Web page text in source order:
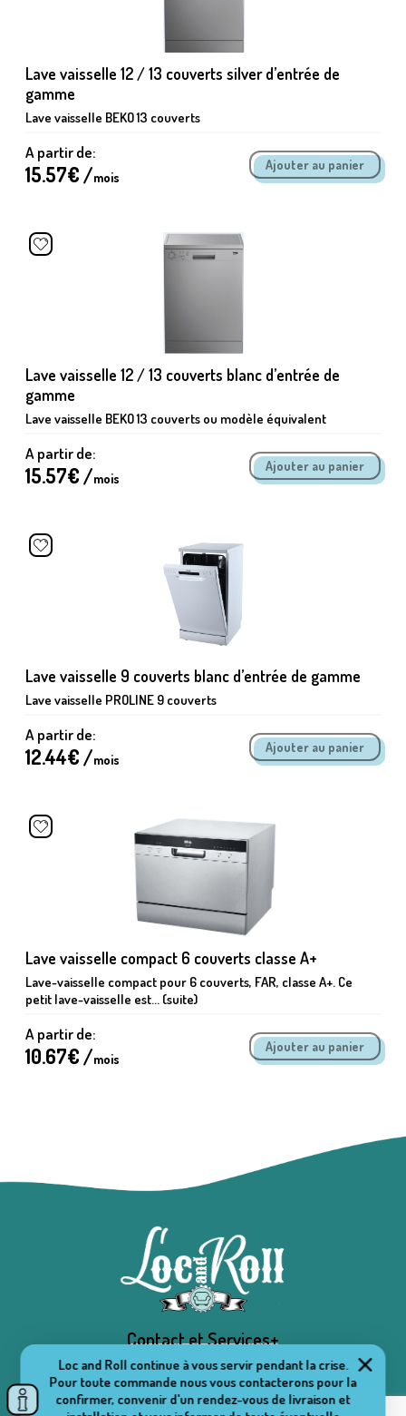
Loc and Roll continue à vous servir pendant la crise.
Pour toute commande nous vous contacterons pour la
confirmer, convenir d'un rendez-vous de livraison et
Lave vaisselle 12 / 13 couverts silver d’entrée de
gamme
Lave vaisselle BEKO 13 couverts
A partir de:
15.57€ /mois
Lave vaisselle 12 / 13 couverts blanc d’entrée de
gamme
Lave vaisselle BEKO 13 couverts ou modèle équivalent
A partir de:
15.57€ /mois
Lave vaisselle 9 couverts blanc d’entrée de gamme
Lave vaisselle PROLINE 9 couverts
A partir de:
12.44€ /mois
Lave vaisselle compact 6 couverts classe A+
Lave-vaisselle compact pour 6 couverts, FAR, classe A+. Ce
petit lave-vaisselle est... (suite)
A partir de:
10.67€ /mois
Contact et Services+